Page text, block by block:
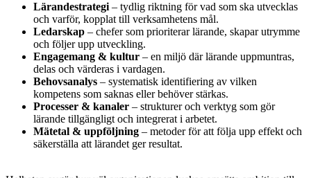
Lärandestrategi – tydlig riktning för vad som ska utvecklas
och varför, kopplat till verksamhetens mål.
Ledarskap – chefer som prioriterar lärande, skapar utrymme
och följer upp utveckling.
Engagemang & kultur – en miljö där lärande uppmuntras,
delas och värderas i vardagen.
Behovsanalys – systematisk identifiering av vilken
kompetens som saknas eller behöver stärkas.
Processer & kanaler – strukturer och verktyg som gör
lärande tillgängligt och integrerat i arbetet.
Mätetal & uppföljning – metoder för att följa upp effekt och
säkerställa att lärandet ger resultat.